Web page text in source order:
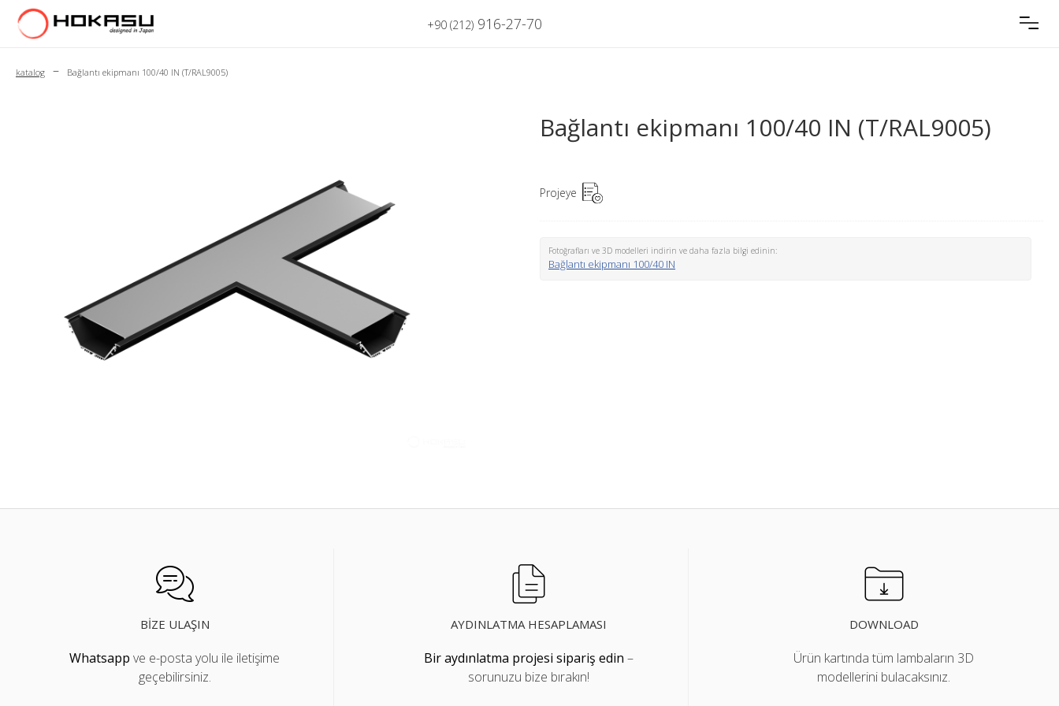
+90 (212)916-27-70
katalog – Bağlantı ekipmanı 100/40 IN (T/RAL9005)
Bağlantı ekipmanı 100/40 IN (T/RAL9005)
Projeye
Fotoğrafları ve 3D modelleri indirin ve daha fazla bilgi edinin:
Bağlantı ekipmanı 100/40 IN
BIZE ULAŞIN
Whatsapp ve e-posta yolu ile iletişime
geçebilirsiniz.
AYDINLATMA HESAPLAMASI
Bir aydınlatma projesi sipariş edin –
sorunuzu bize bırakın!
DOWNLOAD
Ürün kartında tüm lambaların 3D
modellerini bulacaksınız.